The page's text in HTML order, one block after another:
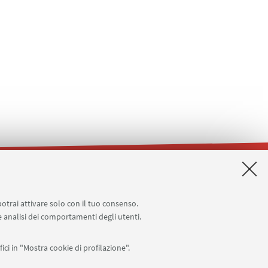
attivare solo con il tuo consenso.
analisi dei comportamenti degli utenti.
in "Mostra cookie di profilazione".
Planner aule Terracini
Reagentario